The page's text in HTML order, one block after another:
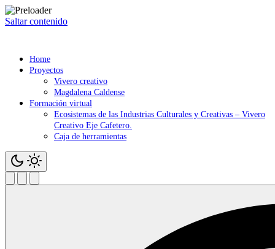
Saltar contenido
Home
Proyectos
Vivero creativo
Magdalena Caldense
Formación virtual
Ecosistemas de las Industrias Culturales y Creativas – Vivero
Creativo Eje Cafetero.
Caja de herramientas